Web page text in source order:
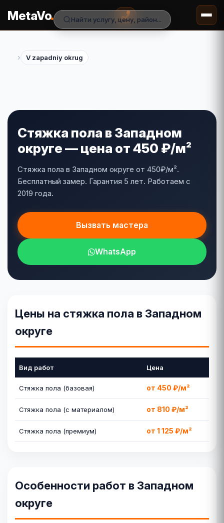
MetaVo.
› V zapadniy okrug
Стяжка пола в Западном
округе — цена от 450 ₽/м²
Стяжка пола в Западном округе от 450₽/м².
Бесплатный замер. Гарантия 5 лет. Работаем с
2019 года.
Вызвать мастера
WhatsApp
Цены на стяжка пола в Западном
округе
Вид работ Цена
Стяжка пола (базовая) от 450 ₽/м²
Стяжка пола (с материалом) от 810 ₽/м²
Стяжка пола (премиум) от 1 125 ₽/м²
Особенности работ в Западном
округе
Найти услугу, цену, район...